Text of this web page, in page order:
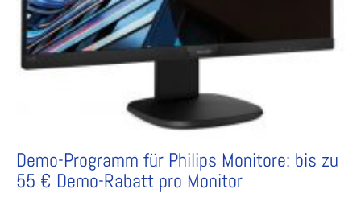
Demo-Programm für Philips Monitore: bis zu
55 € Demo-Rabatt pro Monitor